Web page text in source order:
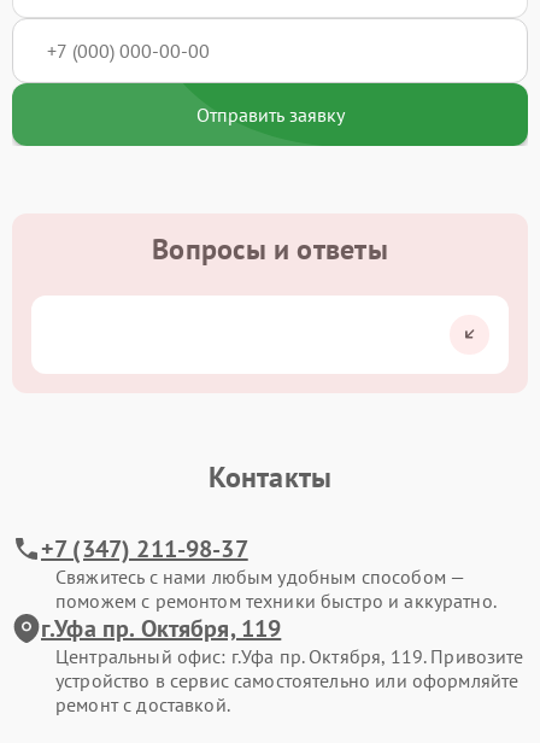
Отправить заявку
Вопросы и ответы
Контакты
+7 (347) 211-98-37
Свяжитесь с нами любым удобным способом —
поможем с ремонтом техники быстро и аккуратно.
г.Уфа пр. Октября, 119
Центральный офис: г.Уфа пр. Октября, 119. Привозите
устройство в сервис самостоятельно или оформляйте
ремонт с доставкой.